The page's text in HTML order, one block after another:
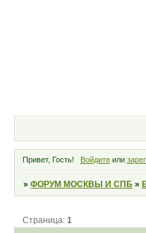
Привет, Гость! Войдитеили
»ФОРУМ МОСКВЫ И СПБ »
Страница:1